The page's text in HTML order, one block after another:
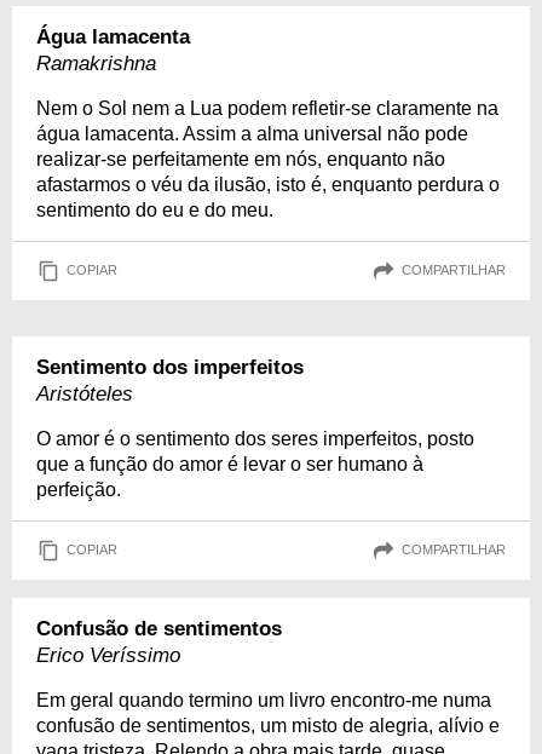
Água lamacenta
Ramakrishna
Nem o Sol nem a Lua podem refletir-se claramente na
água lamacenta. Assim a alma universal não pode
realizar-se perfeitamente em nós, enquanto não
afastarmos o véu da ilusão, isto é, enquanto perdura o
sentimento do eu e do meu.
COPIAR COMPARTILHAR
Sentimento dos imperfeitos
Aristóteles
O amor é o sentimento dos seres imperfeitos, posto
que a função do amor é levar o ser humano à
perfeição.
COPIAR COMPARTILHAR
Confusão de sentimentos
Erico Veríssimo
Em geral quando termino um livro encontro-me numa
confusão de sentimentos, um misto de alegria, alívio e